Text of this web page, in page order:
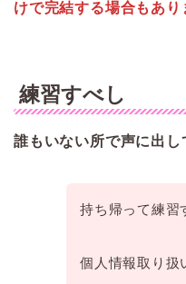
けで完結する場合もあり
練習すべし
誰もいない所で声に出し
持ち帰って練習
個人情報取り扱